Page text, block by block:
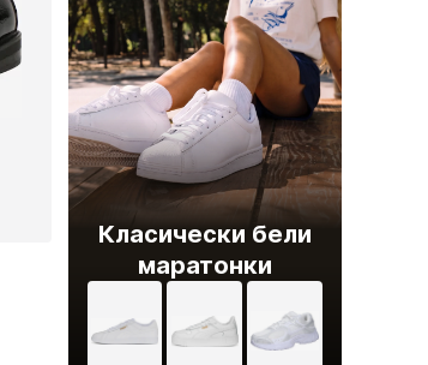
Класически бели
маратонки